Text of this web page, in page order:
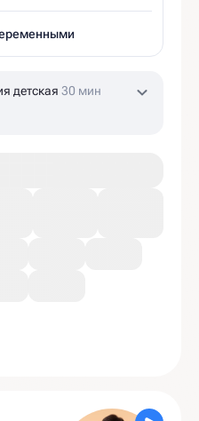
детская 30 мин